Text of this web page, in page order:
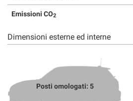
Emissioni CO2
Dimensioni esterne ed interne
Posti omologati: 5